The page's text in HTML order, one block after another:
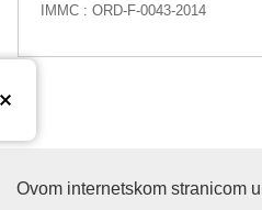
IMMC : ORD-F-0043-2014
Ured za
Ovom internetskom stranicom